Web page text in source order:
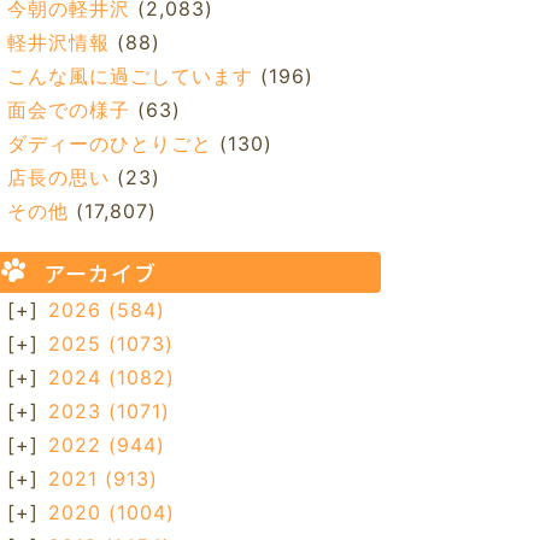
今朝の軽井沢 (2,083)
軽井沢情報 (88)
こんな風に過ごしています (196)
面会での様子 (63)
ダディーのひとりごと (130)
店長の思い (23)
その他 (17,807)
アーカイブ
[+] 2026 (584)
[+] 2025 (1073)
[+] 2024 (1082)
[+] 2023 (1071)
[+] 2022 (944)
[+] 2021 (913)
[+] 2020 (1004)